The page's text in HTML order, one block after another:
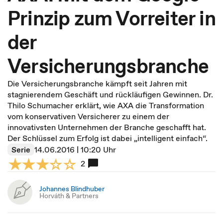
Prinzip zum Vorreiter in
der
Versicherungsbranche
Die Versicherungsbranche kämpft seit Jahren mit
stagnierendem Geschäft und rückläufigen Gewinnen. Dr.
Thilo Schumacher erklärt, wie AXA die Transformation
vom konservativen Versicherer zu einem der
innovativsten Unternehmen der Branche geschafft hat.
Der Schlüssel zum Erfolg ist dabei „intelligent einfach“.
Serie 14.06.2016 | 10:20 Uhr
2
Johannes Blindhuber
Horváth & Partners